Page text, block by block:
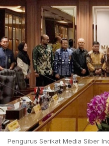
Pengurus Serikat Media Siber